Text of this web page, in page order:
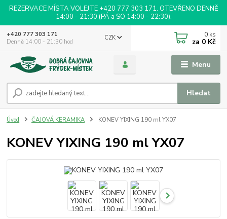
REZERVACE MÍSTA VOLEJTE +420 777 303 171. OTEVŘENO DENNĚ
14:00 - 21:30 (PÁ a SO 14:00 - 22:30).
Menu
CZK
Hledat
+420 777 303 171
Denně 14:00 - 21:30 hod
0 ks
za 0 Kč
Úvod ČAJOVÁ KERAMIKA KONEV YIXING 190 ml YX07
KONEV YIXING 190 ml YX07